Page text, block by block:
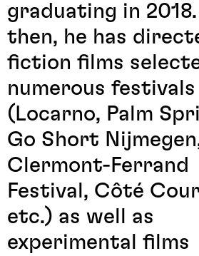
graduating in
then, he has
fiction films
numerous festivals
(Locarno, Palm
Go Short
Clermont-Ferrand
Festival, Côté
etc.) as well as
experimental films